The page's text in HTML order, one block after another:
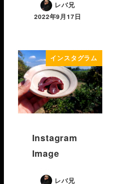
レバ兄
2022年9月17日
インスタグラム
Instagram
Image
レバ兄